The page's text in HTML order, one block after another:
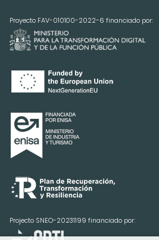
Proyecto FAV-010100-2022-6 financiado por:
Projecto SNEO-20231199 financiado por: